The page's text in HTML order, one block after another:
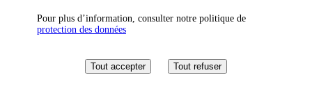
Pour plus d’information, consulter notre politique de
protection des données
Tout accepter Tout refuser